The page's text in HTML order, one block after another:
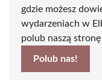
gdzie możesz
wydarzeniach w
polub naszą
Polub nas!